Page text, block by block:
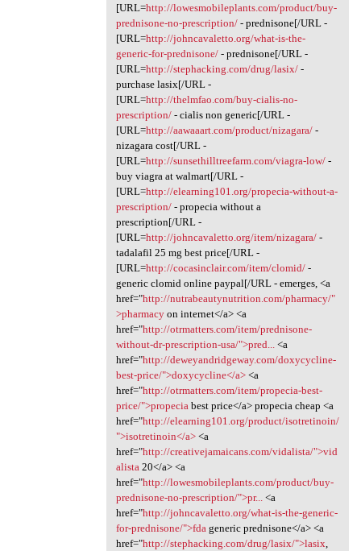
[URL=http://lowesmobileplants.com/product/buy-
prednisone-no-prescription/- prednisone[/URL -
[URL=http://johncavaletto.org/what-is-the-
generic-for-prednisone/- prednisone[/URL -
[URL=http://stephacking.com/drug/lasix/-
purchase lasix[/URL -
[URL=http://thelmfao.com/buy-cialis-no-
prescription/- cialis non generic[/URL -
[URL=http://aawaaart.com/product/nizagara/-
nizagara cost[/URL -
[URL=http://sunsethilltreefarm.com/viagra-low/-
buy viagra at walmart[/URL -
[URL=http://elearning101.org/propecia-without-a-
prescription/- propecia without a
prescription[/URL -
[URL=http://johncavaletto.org/item/nizagara/-
tadalafil 25 mg best price[/URL -
[URL=http://cocasinclair.com/item/clomid/-
generic clomid online paypal[/URL - emerges, <a
href="http://nutrabeautynutrition.com/pharmacy/"
>pharmacyon internet</a> <a
href="http://otrmatters.com/item/prednisone-
without-dr-prescription-usa/">pred...
<a
href="http://deweyandridgeway.com/doxycycline-
best-price/">doxycycline</a><a
href="http://otrmatters.com/item/propecia-best-
price/">propecia best price</a> propecia cheap <a
href="http://elearning101.org/product/isotretinoin/
">isotretinoin</a><a
href="http://creativejamaicans.com/vidalista/">vid
alista 20</a> <a
href="http://lowesmobileplants.com/product/buy-
prednisone-no-prescription/">pr...
<a
href="http://johncavaletto.org/what-is-the-generic-
for-prednisone/">fda generic prednisone</a> <a
href="http://stephacking.com/drug/lasix/">lasix